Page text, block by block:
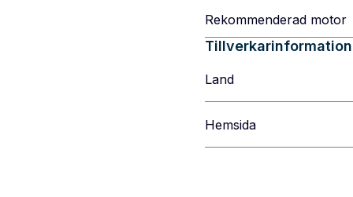
Rekommenderad motor
Tillverkarinformation
Land
Hemsida